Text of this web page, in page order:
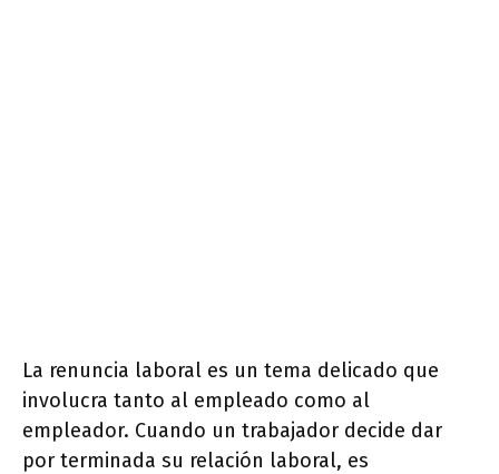
La renuncia laboral es un tema delicado que
involucra tanto al empleado como al
empleador. Cuando un trabajador decide dar
por terminada su relación laboral, es